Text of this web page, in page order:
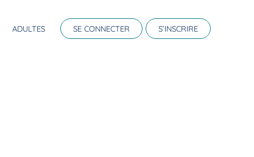
ADULTES SE CONNECTER S’INSCRIRE